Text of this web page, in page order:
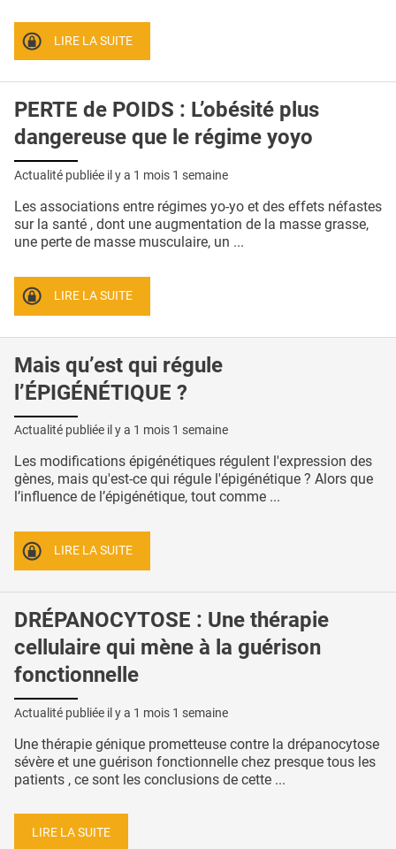
CONDITIONS GÉNÉRALES
CRÉDITS
LIRE LA SUITE
PERTE de POIDS : L’obésité plus
dangereuse que le régime yoyo
Actualité publiée il y a 1 mois 1 semaine
Les associations entre régimes yo-yo et des effets néfastes
sur la santé , dont une augmentation de la masse grasse,
une perte de masse musculaire, un ...
LIRE LA SUITE
Mais qu’est qui régule
l’ÉPIGÉNÉTIQUE ?
Actualité publiée il y a 1 mois 1 semaine
Les modifications épigénétiques régulent l'expression des
gènes, mais qu'est-ce qui régule l'épigénétique ? Alors que
l’influence de l’épigénétique, tout comme ...
LIRE LA SUITE
DRÉPANOCYTOSE : Une thérapie
cellulaire qui mène à la guérison
fonctionnelle
Actualité publiée il y a 1 mois 1 semaine
Une thérapie génique prometteuse contre la drépanocytose
sévère et une guérison fonctionnelle chez presque tous les
patients , ce sont les conclusions de cette ...
LIRE LA SUITE